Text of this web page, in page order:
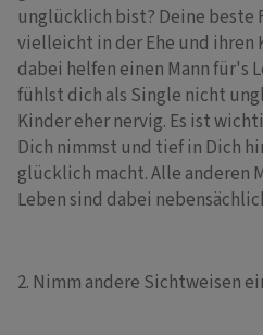
unglücklich bist? Deine beste
vielleicht in der Ehe und ihren
dabei helfen einen Mann für's
fühlst dich als Single nicht
Kinder eher nervig. Es ist
Dich nimmst und tief in Dich
glücklich macht. Alle anderen
Leben sind dabei
2. Nimm andere Sichtweisen